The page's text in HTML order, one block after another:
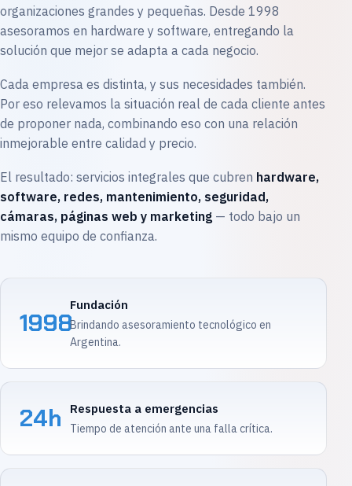
organizaciones grandes y pequeñas. Desde 1998
asesoramos en hardware y software, entregando la
solución que mejor se adapta a cada negocio.
Cada empresa es distinta, y sus necesidades también.
Por eso relevamos la situación real de cada cliente antes
de proponer nada, combinando eso con una relación
inmejorable entre calidad y precio.
El resultado: servicios integrales que cubren hardware,
software, redes, mantenimiento, seguridad,
cámaras, páginas web y marketing — todo bajo un
mismo equipo de confianza.
1998
Fundación
Brindando asesoramiento tecnológico en
Argentina.
24h Respuesta a emergencias
Tiempo de atención ante una falla crítica.